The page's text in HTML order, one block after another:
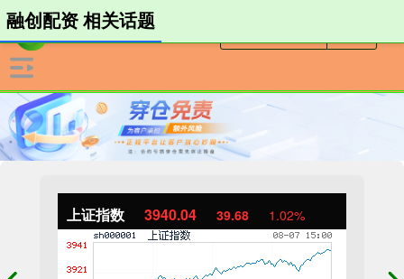
上证指数 3940.04 39.68 1.02%
融创配资 相关话题